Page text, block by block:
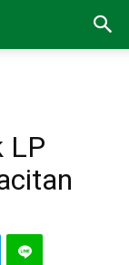
LP